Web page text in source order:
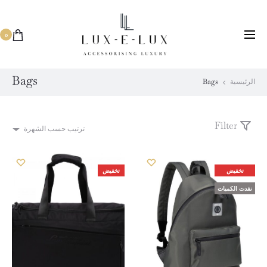
0
Bags الرئيسية Bags
ترتيب حسب الشهرة
تخفيض
نفدت الكميات
تخفيض